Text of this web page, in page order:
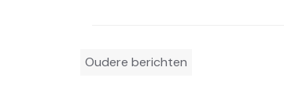
Berichtennavigatie
Oudere berichten